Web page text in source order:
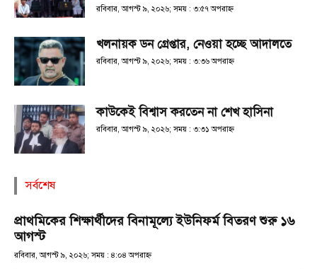
রবিবার, আগস্ট ৯, ২০২৬; সময় : ৩:৫৭ অপরাহ্ণ
খলনায়ক ডন গ্রেপ্তার, নেওয়া হচ্ছে আদালতে
রবিবার, আগস্ট ৯, ২০২৬; সময় : ৩:৩৬ অপরাহ্ণ
কাউকেই বিশ্বাস করতেন না শেখ হাসিনা
রবিবার, আগস্ট ৯, ২০২৬; সময় : ৩:৩১ অপরাহ্ণ
সর্বশেষ
প্রাথমিকের শিক্ষার্থীদের বিনামূল্যে ইউনিফর্ম বিতরণ শুরু ১৬
আগস্ট
রবিবার, আগস্ট ৯, ২০২৬; সময় : ৪:০৪ অপরাহ্ণ